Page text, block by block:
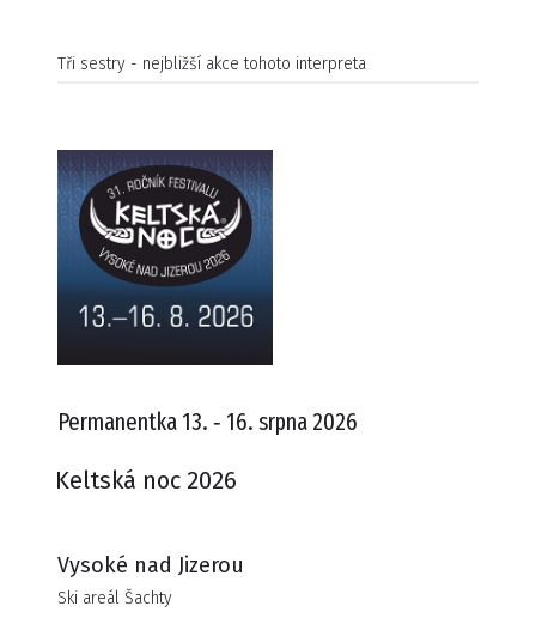
Tři sestry - nejbližší akce tohoto interpreta
Permanentka 13. ‑ 16. srpna 2026
Keltská noc 2026
Vysoké nad Jizerou
Ski areál Šachty